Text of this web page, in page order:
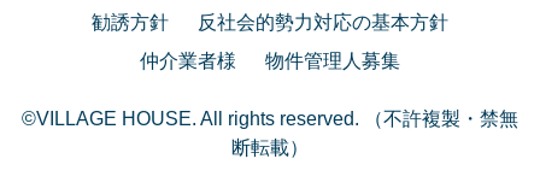
勧誘方針
反社会的勢力対応の基本方針
仲介業者様
物件管理人募集
©VILLAGE HOUSE. All rights reserved. （不許複製・禁無
断転載）